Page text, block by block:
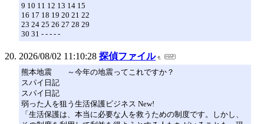
9 10 11 12 13 14 15
16 17 18 19 20 21 22
23 24 25 26 27 28 29
30 31 - - - - -
2026/08/02 11:10:28 探偵ファイル
熊本地震 ～今年の地震ってこれですか？
スパイ日記
スパイ日記
弱った人を狙う生活保護ビジネス New!
「生活保護は、本当に必要な人を救うための制度です。しかし、